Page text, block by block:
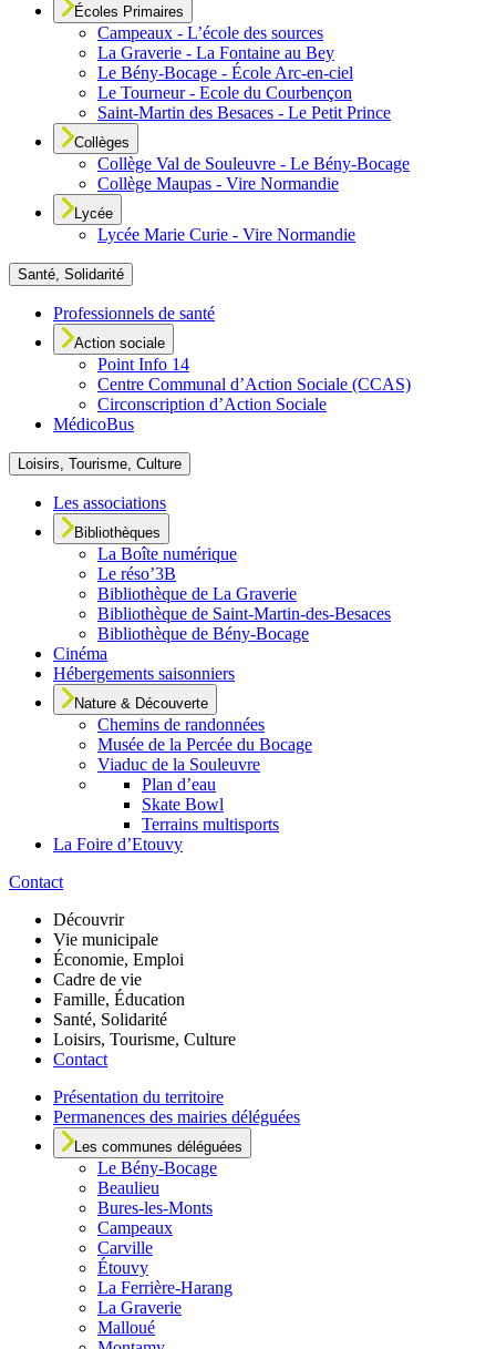
Écoles Primaires
Campeaux - L’école des sources
La Graverie - La Fontaine au Bey
Le Bény-Bocage - École Arc-en-ciel
Le Tourneur - Ecole du Courbençon
Saint-Martin des Besaces - Le Petit Prince
Collèges
Collège Val de Souleuvre - Le Bény-Bocage
Collège Maupas - Vire Normandie
Lycée
Lycée Marie Curie - Vire Normandie
Santé, Solidarité
Professionnels de santé
Action sociale
Point Info 14
Centre Communal d’Action Sociale (CCAS)
Circonscription d’Action Sociale
MédicoBus
Loisirs, Tourisme, Culture
Les associations
Bibliothèques
La Boîte numérique
Le réso’3B
Bibliothèque de La Graverie
Bibliothèque de Saint-Martin-des-Besaces
Bibliothèque de Bény-Bocage
Cinéma
Hébergements saisonniers
Nature & Découverte
Chemins de randonnées
Musée de la Percée du Bocage
Viaduc de la Souleuvre
Plan d’eau
Skate Bowl
Terrains multisports
La Foire d’Etouvy
Contact
Découvrir
Vie municipale
Économie, Emploi
Cadre de vie
Famille, Éducation
Santé, Solidarité
Loisirs, Tourisme, Culture
Contact
Présentation du territoire
Permanences des mairies déléguées
Les communes déléguées
Le Bény-Bocage
Beaulieu
Bures-les-Monts
Campeaux
Carville
Étouvy
La Ferrière-Harang
La Graverie
Malloué